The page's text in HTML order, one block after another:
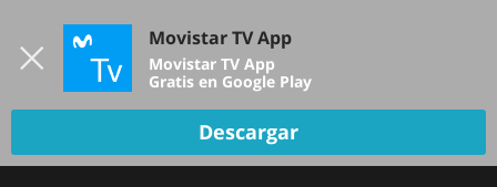
TV EN VIVO
Movistar TV App
Movistar TV App
Gratis en Google Play
Descargar